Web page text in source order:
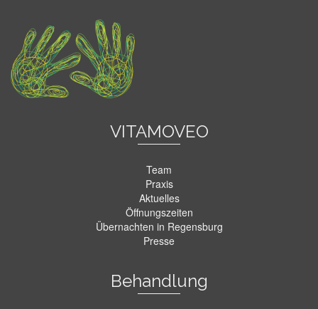
VITAMOVEO
Team
Praxis
Aktuelles
Öffnungszeiten
Übernachten in Regensburg
Presse
Behandlung